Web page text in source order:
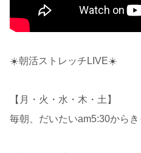
☀️朝活ストレッチLIVE☀️
【月・火・水・木・土】
毎朝、だいたいam5:30から